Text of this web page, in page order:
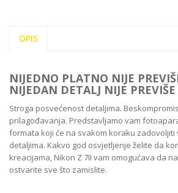
OPIS
NIJEDNO PLATNO NIJE
NIJEDAN DETALJ NIJE
Stroga posvećenost detaljima.
prilagođavanja. Predstavljamo vam
formata koji će na svakom koraku zadovoljiti
detaljima. Kakvo god osvjetljenje želite da
kreacijama, Nikon Z 7II vam omogućava da
ostvarite sve što zamislite.